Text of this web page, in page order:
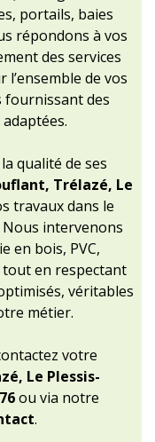
portails, baies
répondons à vos
des services
de vos
fournissant des
qualité de ses
Trélazé, Le
travaux dans le
intervenons
en bois, PVC,
en respectant
véritables
métier.
votre
Le Plessis-
ou via notre
.